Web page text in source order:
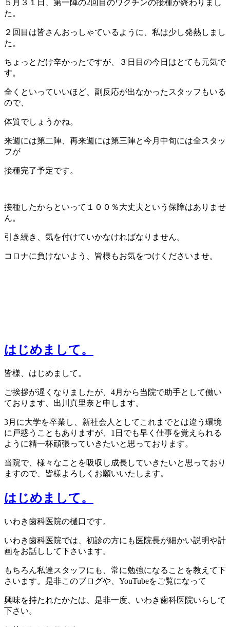
５月３１日、第一陣の2回目のワクチンの接種が終わりまし
た。
２回目は皆さんおっしゃているように、私は少し発熱しまし
た。
ちょっとだけ辛かったですが、３日目の今日はとても元気で
す。
全くといっていいほど、副反応が出なかったスタッフもいる
ので、
体質でしょうかね。
来週には第二陣、再来週には第三陣と今月中旬には全スタッ
フが
接種完了予定です。
接種したからといって１００％大丈夫という保障はありませ
ん。
引き続き、気を付けていかなければなりません。
コロナに負けないよう、皆様もお気をつけくださいませ。
はじめまして。
皆様、はじめまして。
ご挨拶が遅くなりましたが、4月から当院で助手として働い
ております、出川真里奈と申します。
3月に大学を卒業し、新社会人としてこれまでとは違う環境
に戸惑うこともありますが、1日でも早く仕事を覚えられる
ように精一杯頑張っていきたいと思っております。
当院で、様々なことを吸収し成長していきたいと思っており
ますので、皆様よろしくお願いいたします。
はじめまして。
いわき歯科医院の樋口です。
いわき歯科医院では、初診の方にも医院長が細かい説明や計
画をお話しして下さいます。
もちろん私達スタッフにも、常に勉強になることを教えて下
さいます。是非このブログや、YouTubeをご覧になって
興味を持たれたかたは、是非一度、いわき歯科医院いらして
下さい。